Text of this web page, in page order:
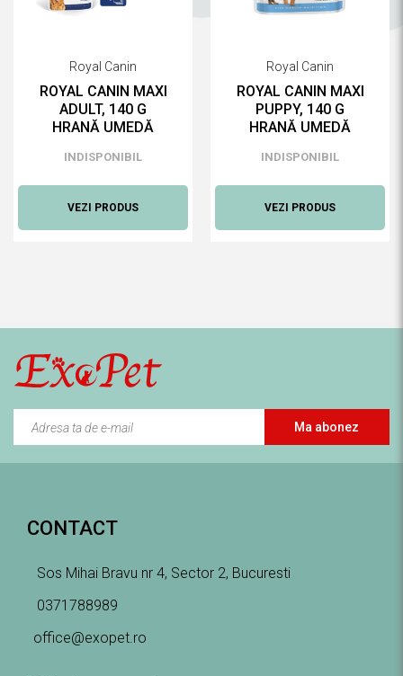
Royal Canin
ROYAL CANIN MAXI
ADULT, 140 G
HRANĂ UMEDĂ
INDISPONIBIL
VEZI PRODUS
Royal Canin
ROYAL CANIN MAXI
PUPPY, 140 G
HRANĂ UMEDĂ
INDISPONIBIL
VEZI PRODUS
Ma abonez
CONTACT
Sos Mihai Bravu nr 4, Sector 2, Bucuresti
0371788989
office@exopet.ro